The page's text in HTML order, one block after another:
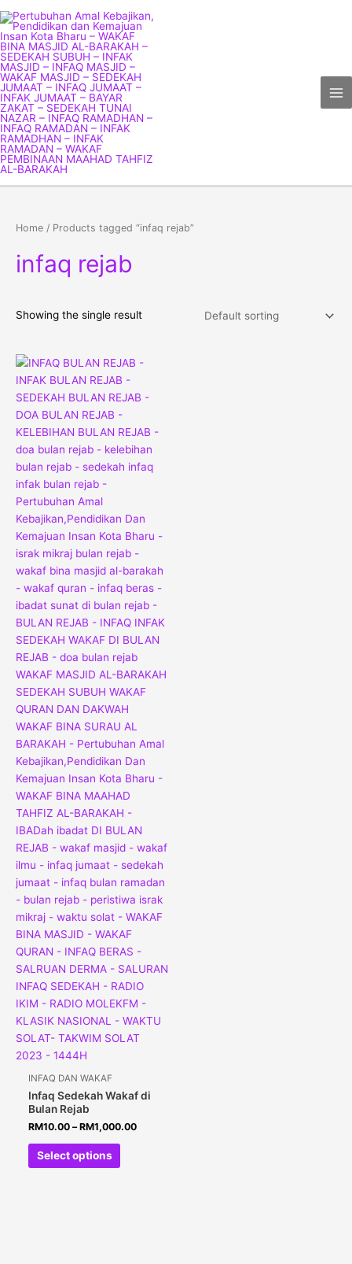
to
content
Home / Products tagged “infaq rejab”
infaq rejab
Showing the single result
INFAQ DAN WAKAF
Infaq Sedekah Wakaf di
Bulan Rejab
RM10.00 –RM1,000.00
Select options